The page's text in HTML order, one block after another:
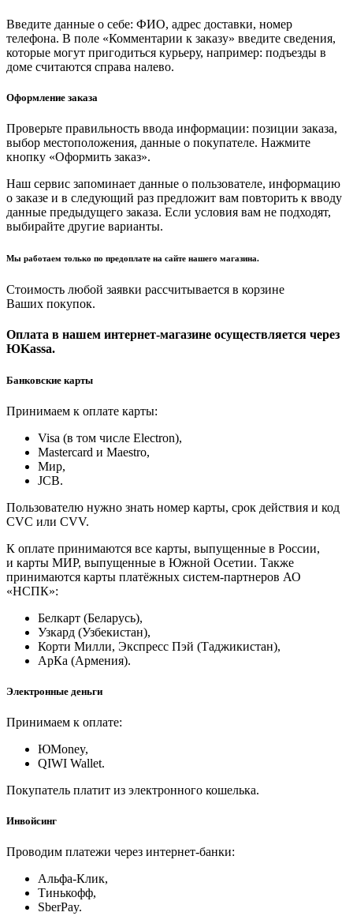
Введите данные о себе: ФИО, адрес доставки, номер
телефона. В поле «Комментарии к заказу» введите сведения,
которые могут пригодиться курьеру, например: подъезды в
доме считаются справа налево.
Оформление заказа
Проверьте правильность ввода информации: позиции заказа,
выбор местоположения, данные о покупателе. Нажмите
кнопку «Оформить заказ».
Наш сервис запоминает данные о пользователе, информацию
о заказе и в следующий раз предложит вам повторить к вводу
данные предыдущего заказа. Если условия вам не подходят,
выбирайте другие варианты.
Мы работаем только по предоплате на сайте нашего магазина.
Стоимость любой заявки рассчитывается в корзине
Ваших покупок.
Оплата в нашем интернет-магазине осуществляется через
ЮKassa.
Банковские карты
Принимаем к оплате карты:
Visa (в том числе Electron),
Masterсard и Maestro,
Мир,
JCB.
Пользователю нужно знать номер карты, срок действия и код
CVC или CVV.
К оплате принимаются все карты, выпущенные в России,
и карты МИР, выпущенные в Южной Осетии. Также
принимаются карты платёжных систем-партнеров АО
«НСПК»:
Белкарт (Беларусь),
Узкард (Узбекистан),
Корти Милли, Экспресс Пэй (Таджикистан),
АрКа (Армения).
Электронные деньги
Принимаем к оплате:
ЮMoney,
QIWI Wallet.
Покупатель платит из электронного кошелька.
Инвойсинг
Проводим платежи через интернет-банки:
Альфа-Клик,
Тинькофф,
SberPay.